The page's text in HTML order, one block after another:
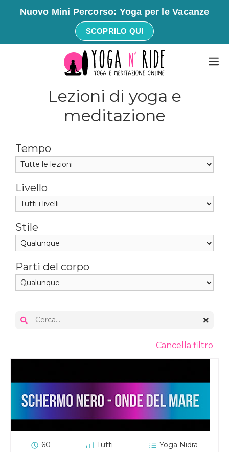
Nuovo Mini Percorso: Yoga per le Vacanze
SCOPRILO QUI
Lezioni di yoga e
meditazione
Cancella filtro
Tempo
Livello
Stile
Parti del corpo
60 Tutti Yoga Nidra